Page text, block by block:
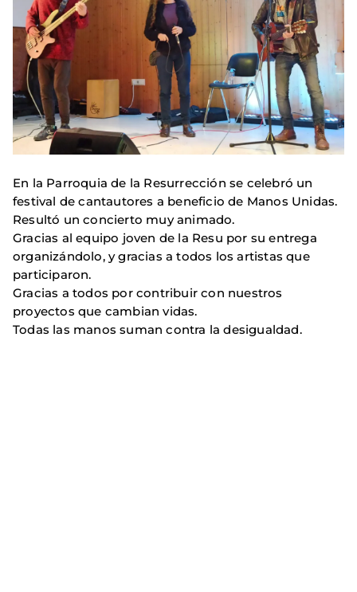
En la Parroquia de la Resurrección se celebró un
festival de cantautores a beneficio de Manos Unidas.
Resultó un concierto muy animado.
Gracias al equipo joven de la Resu por su entrega
organizándolo, y gracias a todos los artistas que
participaron.
Gracias a todos por contribuir con nuestros
proyectos que cambian vidas.
Todas las manos suman contra la desigualdad.